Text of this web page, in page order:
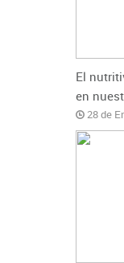
El
en
28 de